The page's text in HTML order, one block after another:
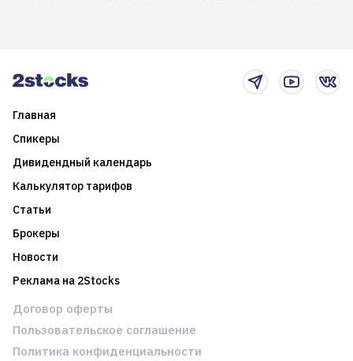
Главная
Спикеры
Дивидендный календарь
Калькулятор тарифов
Статьи
Брокеры
Новости
Реклама на 2Stocks
Договор оферты
Пользовательское соглашение
Политика конфиденциальности